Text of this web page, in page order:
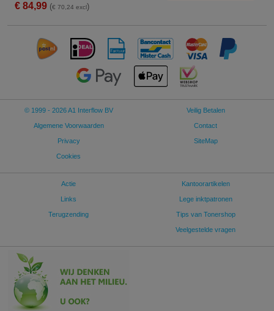
€ 84,99 (€ 70,24 excl)
© 1999 - 2026 A1 Interflow BV
Algemene Voorwaarden
Privacy
Cookies
Veilig Betalen
Contact
SiteMap
Actie
Links
Terugzending
Kantoorartikelen
Lege inktpatronen
Tips van Tonershop
Veelgestelde vragen